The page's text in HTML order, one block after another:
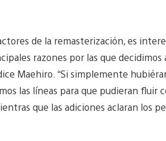
de la remasterización, es
razones por las que decidimos
Maehiro. “Si simplemente
las líneas para que pudieran fluir
que las adiciones aclaran los